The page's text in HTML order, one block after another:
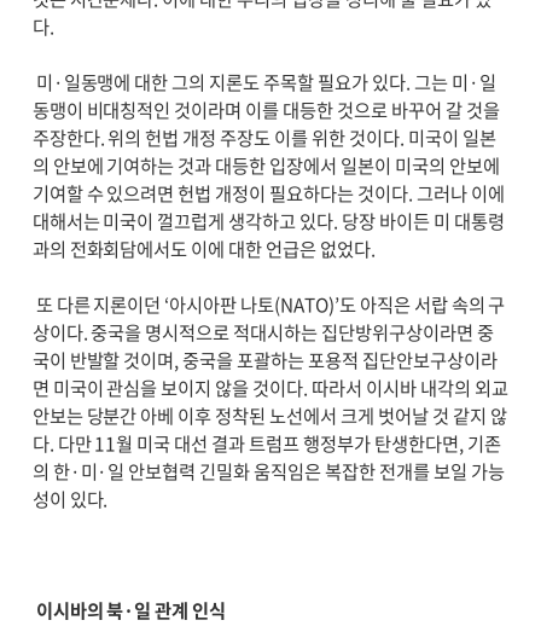
다.
미·일동맹에 대한 그의 지론도 주목할 필요가 있다. 그는 미·일
동맹이 비대칭적인 것이라며 이를 대등한 것으로 바꾸어 갈 것을
주장한다. 위의 헌법 개정 주장도 이를 위한 것이다. 미국이 일본
의 안보에 기여하는 것과 대등한 입장에서 일본이 미국의 안보에
기여할 수 있으려면 헌법 개정이 필요하다는 것이다. 그러나 이에
대해서는 미국이 껄끄럽게 생각하고 있다. 당장 바이든 미 대통령
과의 전화회담에서도 이에 대한 언급은 없었다.
또 다른 지론이던 ‘아시아판 나토(NATO)’도 아직은 서랍 속의 구
상이다. 중국을 명시적으로 적대시하는 집단방위구상이라면 중
국이 반발할 것이며, 중국을 포괄하는 포용적 집단안보구상이라
면 미국이 관심을 보이지 않을 것이다. 따라서 이시바 내각의 외교
안보는 당분간 아베 이후 정착된 노선에서 크게 벗어날 것 같지 않
다. 다만 11월 미국 대선 결과 트럼프 행정부가 탄생한다면, 기존
의 한·미·일 안보협력 긴밀화 움직임은 복잡한 전개를 보일 가능
성이 있다.
이시바의 북·일 관계 인식